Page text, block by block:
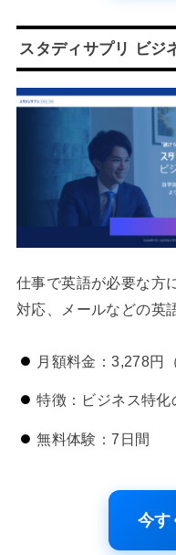
スタディサプリ ビジ
仕事で英語が必要な方
対応、メールなどの英
月額料金：3,278円
特徴：ビジネス特化
無料体験：7日間
今す